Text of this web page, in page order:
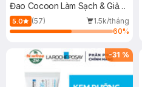
Đao Cocoon Làm Sạch & Giảm
Dầu 500ml
5.0 (57)
1.5k/tháng
60%
-31 %